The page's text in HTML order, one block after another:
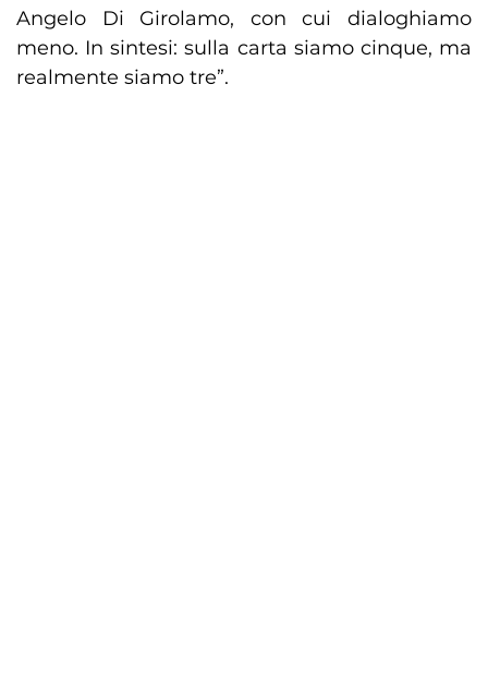
Angelo Di Girolamo, con cui dialoghiamo
meno. In sintesi: sulla carta siamo cinque, ma
realmente siamo tre”.